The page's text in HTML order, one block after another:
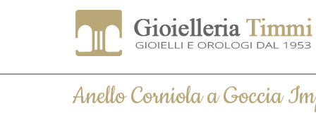
Anello Corniola a Goccia